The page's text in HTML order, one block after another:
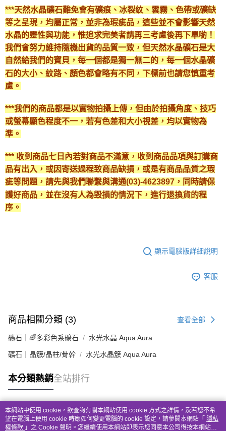
***天然水晶礦石難免會有礦痕、冰裂紋、雲霧、色帶或礦缺
等之呈現，均屬正常，並非為瑕疵品，這些並不會影響天然
水晶的靈性與功能，惟追求完美者請再三考慮後再下單喲！
我們會努力維持隨機出貨的品質一致，但天然水晶礦石是大
自然給我們的寶貝，每一個都是獨一無二的，每一個水晶礦
石的大小、紋路、顏色都會略有不同，下標前也請您慎重考
慮。
***我們的商品都是以實物拍攝上傳，但由於拍攝角度、技巧
或螢幕顯色程度不一，若有色差和大小視差，均以實物為
準。
*** 收到商品七日內若對商品不滿意，收到商品品項與訂購商
品有出入，或因寄送過程致商品缺損，或是有商品品質之瑕
疵等問題，請先與我們聯繫與溝通(03)-4623897，同時請保
護好商品，並在沒有人為毀損的情況下，進行退換貨的程
序。
顯示電腦版詳細說明
客服
商品相關分類 (3) 查看全部
礦石｜🌈多彩色系礦石 水光水晶 Aqua Aura
礦石｜晶簇/晶柱/骨幹 水光水晶簇 Aqua Aura
本分類熱銷全站排行
熱門標籤
本網站中使用 cookie，欲查詢有關本網站使用 cookie 方式之詳情，及若您不希
望在電腦上使用 cookie 時應如何變更電腦的 cookie 設定，請參閱本網站「 隱私
權條款 」之 Cookie 聲明。您繼續使用本網站即表示您同意本公司得按本網站使